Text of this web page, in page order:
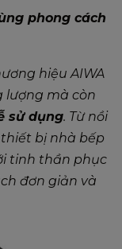
phong cách
hiệu AIWA
lượng mà còn
sử dụng. Từ nồi
bị nhà bếp
tinh thần phục
đơn giản và